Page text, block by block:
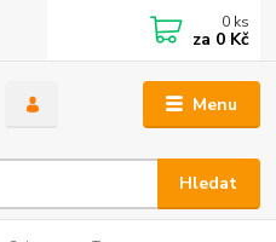
Menu
Hledat
0 ks
za 0 Kč